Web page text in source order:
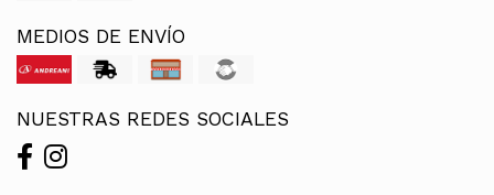
MEDIOS DE ENVÍO
NUESTRAS REDES SOCIALES